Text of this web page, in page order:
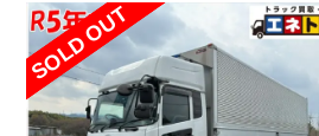
SOLD OUT